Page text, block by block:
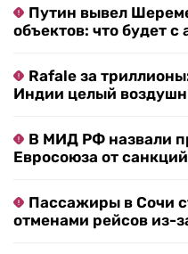
Путин вывел
объектов: что будет с
Rafale за
Индии целый
В МИД РФ назвали
Евросоюза от
Пассажиры в Сочи
отменами рейсов из-